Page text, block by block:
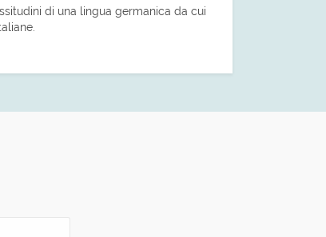
di una lingua germanica da cui